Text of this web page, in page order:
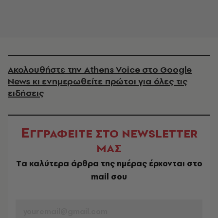
Ακολουθήστε την Athens Voice στο Google
News κι ενημερωθείτε πρώτοι για όλες τις
ειδήσεις
ΕΓΓΡΑΦΕΙΤΕ ΣΤΟ NEWSLETTER
ΜΑΣ
Tα καλύτερα άρθρα της ημέρας έρχονται στο
mail σου